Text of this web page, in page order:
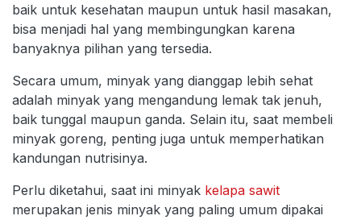
baik untuk kesehatan maupun untuk hasil masakan,
bisa menjadi hal yang membingungkan karena
banyaknya pilihan yang tersedia.
Secara umum, minyak yang dianggap lebih sehat
adalah minyak yang mengandung lemak tak jenuh,
baik tunggal maupun ganda. Selain itu, saat membeli
minyak goreng, penting juga untuk memperhatikan
kandungan nutrisinya.
Perlu diketahui, saat ini minyak kelapa sawit
merupakan jenis minyak yang paling umum dipakai